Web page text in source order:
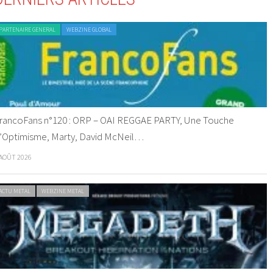
GENERAL WEBZINE GLOBAL
n°120 : ORP – OAI REGGAE PARTY, Une Touche
Marty, David McNeil…
2026
METAL WEBZINE METAL